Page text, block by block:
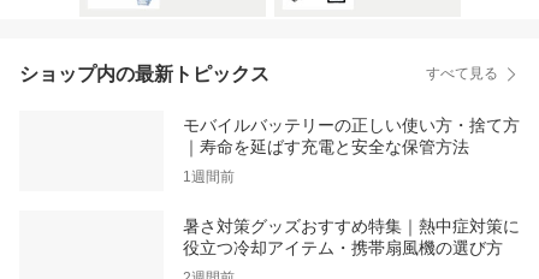
ショップ内の最新トピックス すべて見る
モバイルバッテリーの正しい使い方・捨て方
｜寿命を延ばす充電と安全な保管方法
1週間前
暑さ対策グッズおすすめ特集｜熱中症対策に
役立つ冷却アイテム・携帯扇風機の選び方